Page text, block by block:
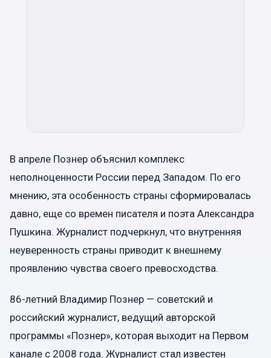
В апреле Познер объяснил комплекс
неполноценности России перед Западом. По его
мнению, эта особенность страны сформировалась
давно, еще со времен писателя и поэта Александра
Пушкина. Журналист подчеркнул, что внутренняя
неуверенность страны приводит к внешнему
проявлению чувства своего превосходства.
86-летний Владимир Познер — советский и
российский журналист, ведущий авторской
программы «Познер», которая выходит на Первом
канале с 2008 года. Журналист стал известен